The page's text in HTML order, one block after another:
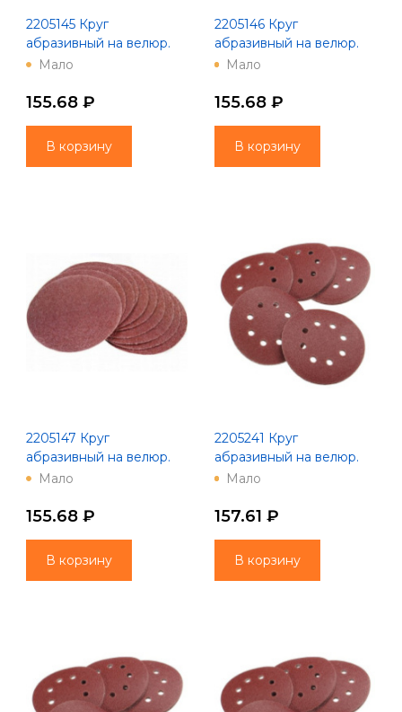
2205145 Круг
абразивный на велюр.
осн., зер. 120, 5шт., Ø125,
Мало
155.68 ₽
В корзину
2205146 Круг
абразивный на велюр.
осн., зер. 150, 5шт., Ø125,
Мало
155.68 ₽
В корзину
2205147 Круг
абразивный на велюр.
осн., зер. 180, 5шт., Ø125,
Мало
155.68 ₽
В корзину
2205241 Круг
абразивный на велюр.
осн., зер. 40, 5шт., Ø125,
Мало
157.61 ₽
В корзину